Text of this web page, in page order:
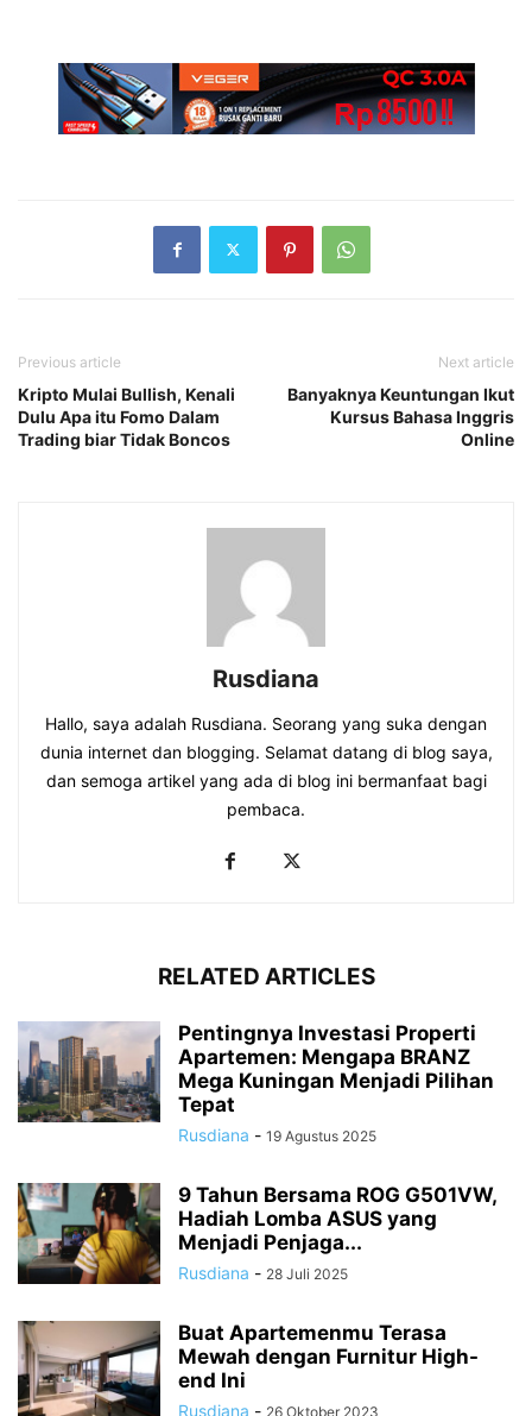
Previous article
Kripto Mulai Bullish, Kenali
Dulu Apa itu Fomo Dalam
Trading biar Tidak Boncos
Next article
Banyaknya Keuntungan Ikut
Kursus Bahasa Inggris
Online
Rusdiana
Hallo, saya adalah Rusdiana. Seorang yang suka dengan
dunia internet dan blogging. Selamat datang di blog saya,
dan semoga artikel yang ada di blog ini bermanfaat bagi
pembaca.
RELATED ARTICLES
Pentingnya Investasi Properti
Apartemen: Mengapa BRANZ
Mega Kuningan Menjadi Pilihan
Tepat
Rusdiana - 19 Agustus 2025
9 Tahun Bersama ROG G501VW,
Hadiah Lomba ASUS yang
Menjadi Penjaga...
Rusdiana - 28 Juli 2025
Buat Apartemenmu Terasa
Mewah dengan Furnitur High-
end Ini
Rusdiana - 26 Oktober 2023